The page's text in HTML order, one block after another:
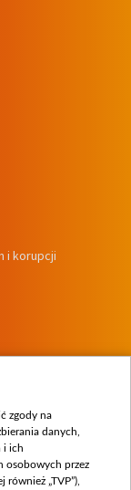
i korupcji
zgody na
danych,
i ich
osobowych przez
„TVP”),